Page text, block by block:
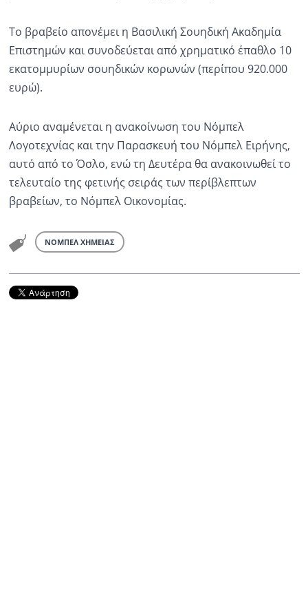
Το βραβείο απονέμει η Βασιλική Σουηδική Ακαδημία
Επιστημών και συνοδεύεται από χρηματικό έπαθλο 10
εκατομμυρίων σουηδικών κορωνών (περίπου 920.000
ευρώ).
Αύριο αναμένεται η ανακοίνωση του Νόμπελ
Λογοτεχνίας και την Παρασκευή του Νόμπελ Ειρήνης,
αυτό από το Όσλο, ενώ τη Δευτέρα θα ανακοινωθεί το
τελευταίο της φετινής σειράς των περίβλεπτων
βραβείων, το Νόμπελ Οικονομίας.
ΝΟΜΠΕΛ ΧΗΜΕΙΑΣ